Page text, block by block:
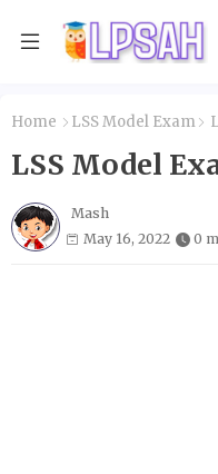
Home LSS Model Exam
LSS Model
Mash
May 16, 2022
0